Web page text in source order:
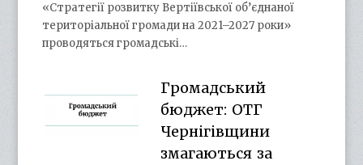
«Стратегії розвитку Вертіївської об’єднаної
територіальної громади на 2021–2027 роки»
проводяться громадські…
Громадський
бюджет: ОТГ
Чернігівщини
змагаються за